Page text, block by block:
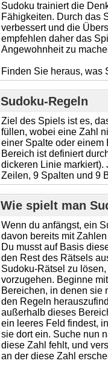
Sudoku trainiert die
Fähigkeiten. Durch das
verbessert und die
empfehlen daher das
Angewohnheit zu
Finden Sie heraus, was
Sudoku-Regeln
Ziel des Spiels ist es,
füllen, wobei eine Zahl
einer Spalte oder einem
Bereich ist definiert
dickeren Linie markiert).
Zeilen, 9 Spalten und 9
Wie spielt man
Wenn du anfängst, ein
davon bereits mit
Du musst auf Basis
den Rest des Rätsels
Sudoku-Rätsel zu
vorzugehen. Beginne
Bereichen, in denen sie
den Regeln
außerhalb dieses
ein leeres Feld findest,
sie dort ein. Suche nun
diese Zahl fehlt, und
an der diese Zahl